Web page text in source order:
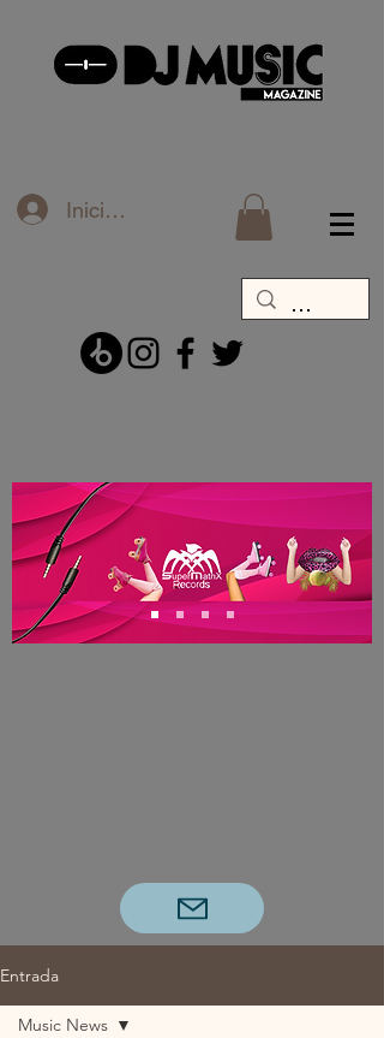
Iniciar sesión
Entrada
Music News